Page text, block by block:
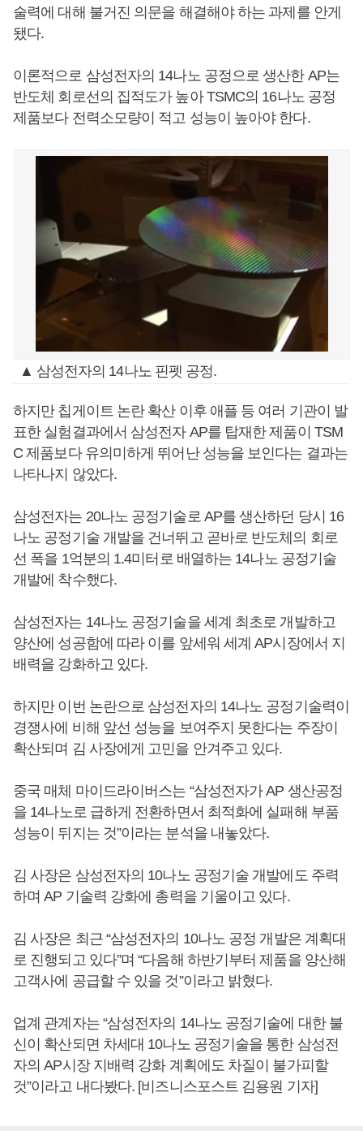
술력에 대해 불거진 의문을 해결해야 하는 과제를 안게
됐다.
이론적으로 삼성전자의 14나노 공정으로 생산한 AP는
반도체 회로선의 집적도가 높아 TSMC의 16나노 공정
제품보다 전력소모량이 적고 성능이 높아야 한다.
▲ 삼성전자의 14나노 핀펫 공정.
하지만 칩게이트 논란 확산 이후 애플 등 여러 기관이 발
표한 실험결과에서 삼성전자 AP를 탑재한 제품이 TSM
C 제품보다 유의미하게 뛰어난 성능을 보인다는 결과는
나타나지 않았다.
삼성전자는 20나노 공정기술로 AP를 생산하던 당시 16
나노 공정기술 개발을 건너뛰고 곧바로 반도체의 회로
선 폭을 1억분의 1.4미터로 배열하는 14나노 공정기술
개발에 착수했다.
삼성전자는 14나노 공정기술을 세계 최초로 개발하고
양산에 성공함에 따라 이를 앞세워 세계 AP시장에서 지
배력을 강화하고 있다.
하지만 이번 논란으로 삼성전자의 14나노 공정기술력이
경쟁사에 비해 앞선 성능을 보여주지 못한다는 주장이
확산되며 김 사장에게 고민을 안겨주고 있다.
중국 매체 마이드라이버스는 “삼성전자가 AP 생산공정
을 14나노로 급하게 전환하면서 최적화에 실패해 부품
성능이 뒤지는 것”이라는 분석을 내놓았다.
김 사장은 삼성전자의 10나노 공정기술 개발에도 주력
하며 AP 기술력 강화에 총력을 기울이고 있다.
김 사장은 최근 “삼성전자의 10나노 공정 개발은 계획대
로 진행되고 있다”며 “다음해 하반기부터 제품을 양산해
고객사에 공급할 수 있을 것”이라고 밝혔다.
업계 관계자는 “삼성전자의 14나노 공정기술에 대한 불
신이 확산되면 차세대 10나노 공정기술을 통한 삼성전
자의 AP시장 지배력 강화 계획에도 차질이 불가피할
것”이라고 내다봤다. [비즈니스포스트 김용원 기자]